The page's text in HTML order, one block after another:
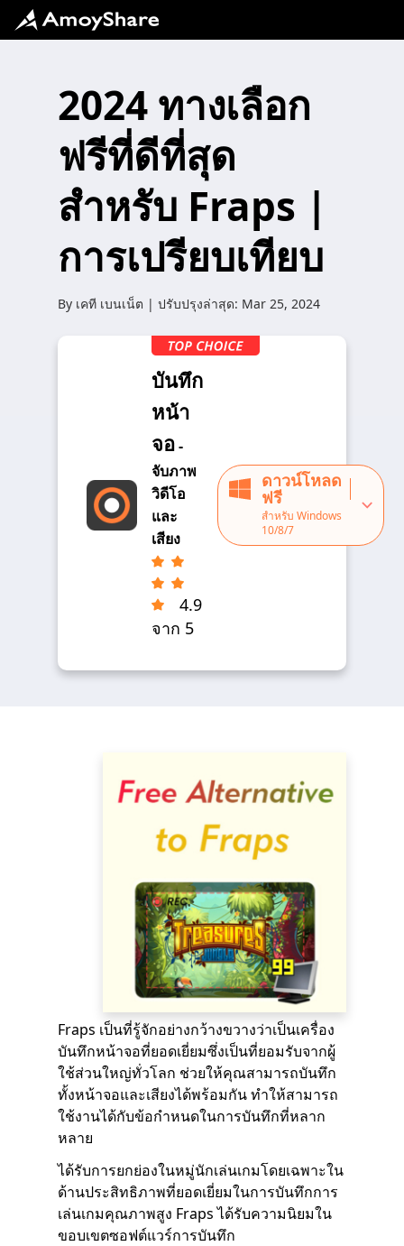
2024 ทางเลือก
ฟรีที่ดีที่สุด
สำหรับ Fraps |
การเปรียบเทียบ
By เคที เบนเน็ต | ปรับปรุงล่าสุด: Mar 25, 2024
บันทึก
หน้า
จอ-
จับภาพ
วิดีโอ
และ
เสียง
4.9
จาก 5
ดาวน์โหลด
ฟรี
สำหรับ Windows
10/8/7
Fraps เป็นที่รู้จักอย่างกว้างขวางว่าเป็นเครื่อง
บันทึกหน้าจอที่ยอดเยี่ยมซึ่งเป็นที่ยอมรับจากผู้
ใช้ส่วนใหญ่ทั่วโลก ช่วยให้คุณสามารถบันทึก
ทั้งหน้าจอและเสียงได้พร้อมกัน ทำให้สามารถ
ใช้งานได้กับข้อกำหนดในการบันทึกที่หลาก
หลาย
ได้รับการยกย่องในหมู่นักเล่นเกมโดยเฉพาะใน
ด้านประสิทธิภาพที่ยอดเยี่ยมในการบันทึกการ
เล่นเกมคุณภาพสูง Fraps ได้รับความนิยมใน
ขอบเขตซอฟต์แวร์การบันทึก